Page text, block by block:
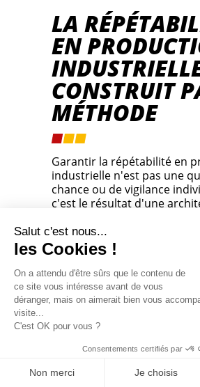
Salut c'est nous...
les Cookies !
On a attendu d'être sûrs que le contenu de
ce site vous intéresse avant de vous
déranger, mais on aimerait bien vous
visite...
C'est OK pour vous ?
Consentements certifiés par
Non merci Je choisis
LA
EN
CONSTRUIT
MÉTHODE
Garantir la répétabilité en
industrielle n'est pas une
chance ou de vigilance
c'est le résultat d'une
méthodique qui combine
des postes, standardisation
opérations, métrologie
amélioration continue.
appliquons ces principes
projet d'assemblage, du
prototype jusqu'aux
leurs produits avec la
leurs marchés exigent. Si
souhaitez découvrir
accompagnons